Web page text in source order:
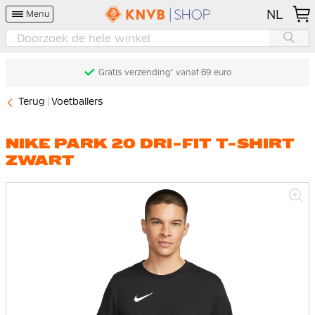
Menu NL
Gratis verzending* vanaf 69 euro
Terug Voetballers
NIKE PARK 20 DRI-FIT T-SHIRT
ZWART